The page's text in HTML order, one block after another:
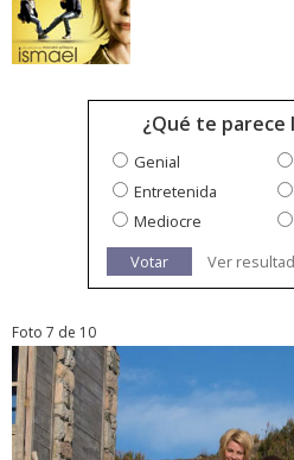
¿Qué te parece
Genial
Entretenida
Mediocre
Votar
Ver
Foto 7 de 10